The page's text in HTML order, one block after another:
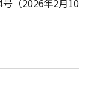
（2026年2月10